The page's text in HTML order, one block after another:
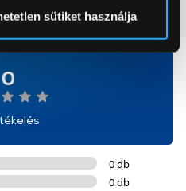
nem alkalmasak,
szükségesek. Az oldal
cookie-k használatát.
sütiket használja
0
0 db
0 db